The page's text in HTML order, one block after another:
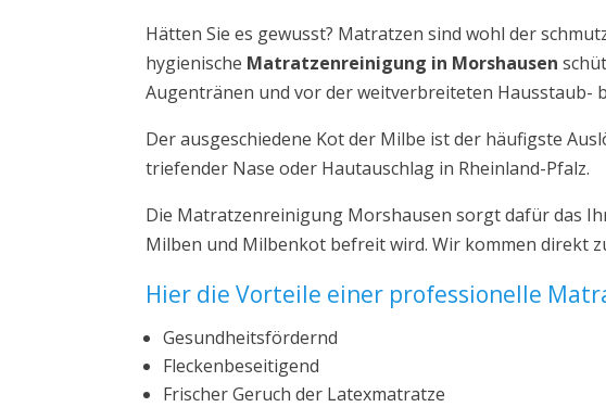
Hätten Sie es gewusst? Matratzen sind wohl der
hygienische Matratzenreinigung in Morshausen
Augentränen und vor der weitverbreiteten Hausstaub-
Der ausgeschiedene Kot der Milbe ist der häufigste
triefender Nase oder Hautauschlag in Rheinland-Pfalz.
Die Matratzenreinigung Morshausen sorgt dafür das
Milben und Milbenkot befreit wird. Wir kommen direkt
Hier die Vorteile einer professionelle
Gesundheitsfördernd
Fleckenbeseitigend
Frischer Geruch der Latexmatratze